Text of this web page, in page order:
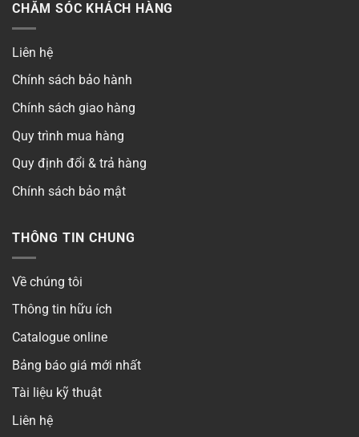
CHĂM SÓC KHÁCH HÀNG
Liên hệ
Chính sách bảo hành
Chính sách giao hàng
Quy trình mua hàng
Quy định đổi & trả hàng
Chính sách bảo mật
THÔNG TIN CHUNG
Về chúng tôi
Thông tin hữu ích
Catalogue online
Bảng báo giá mới nhất
Tài liệu kỹ thuật
Liên hệ